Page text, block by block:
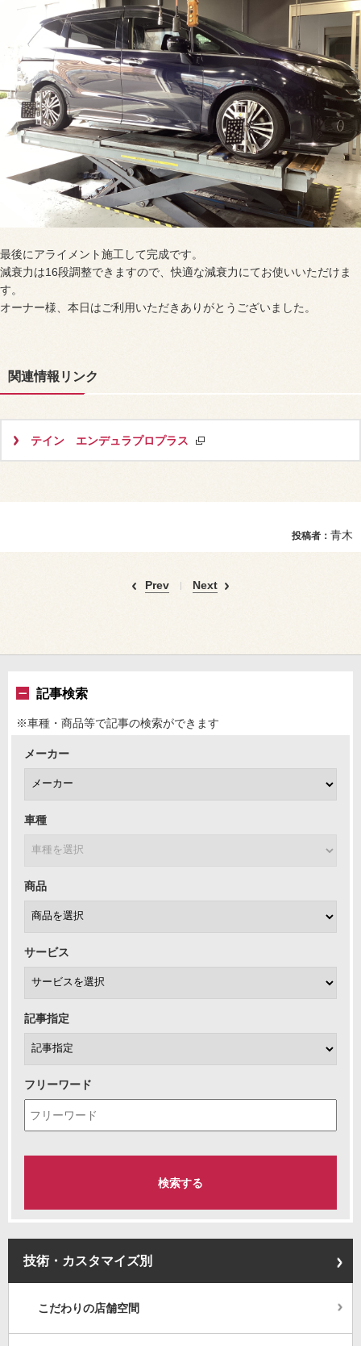
最後にアライメント施工して完成です。
減衰力は16段調整できますので、快適な減衰力にてお使いいただけま
す。
オーナー様、本日はご利用いただきありがとうございました。
関連情報リンク
テイン エンデュラプロプラス
投稿者： 青木
Prev Next
記事検索
※車種・商品等で記事の検索ができます
メーカー
車種
商品
サービス
記事指定
フリーワード
技術・カスタマイズ別
こだわりの店舗空間